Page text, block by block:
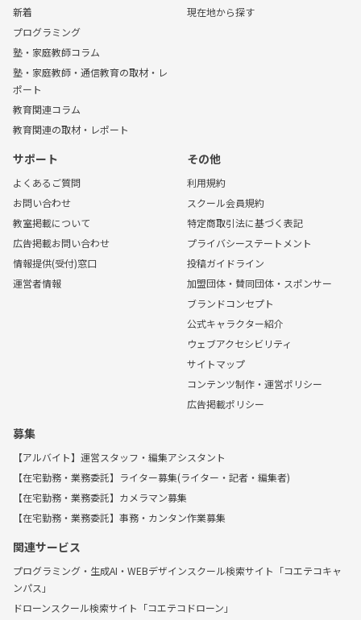
新着
プログラミング
塾・家庭教師コラム
塾・家庭教師・通信教育の取材・レ
ポート
教育関連コラム
教育関連の取材・レポート
現在地から探す
サポート
よくあるご質問
お問い合わせ
教室掲載について
広告掲載お問い合わせ
情報提供(受付)窓口
運営者情報
その他
利用規約
スクール会員規約
特定商取引法に基づく表記
プライバシーステートメント
投稿ガイドライン
加盟団体・賛同団体・スポンサー
ブランドコンセプト
公式キャラクター紹介
ウェブアクセシビリティ
サイトマップ
コンテンツ制作・運営ポリシー
広告掲載ポリシー
募集
【アルバイト】運営スタッフ・編集アシスタント
【在宅勤務・業務委託】ライター募集(ライター・記者・編集者)
【在宅勤務・業務委託】カメラマン募集
【在宅勤務・業務委託】事務・カンタン作業募集
関連サービス
プログラミング・生成AI・WEBデザインスクール検索サイト「コエテコキャ
ンパス」
ドローンスクール検索サイト「コエテコドローン」